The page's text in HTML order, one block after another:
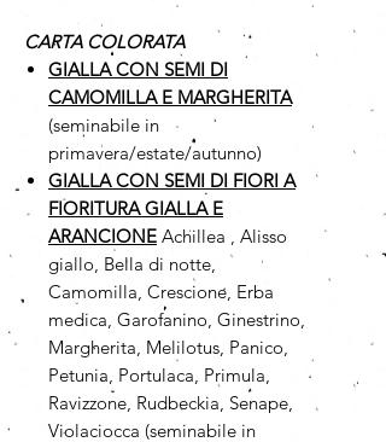
CARTA COLORATA
GIALLA CON SEMI DI
CAMOMILLA E MARGHERITA
(seminabile in
primavera/estate/autunno)
GIALLA CON SEMI DI FIORI A
FIORITURA GIALLA E
ARANCIONE Achillea , Alisso
giallo, Bella di notte,
Camomilla, Crescione, Erba
medica, Garofanino, Ginestrino,
Margherita, Melilotus, Panico,
Petunia, Portulaca, Primula,
Ravizzone, Rudbeckia, Senape,
Violaciocca (seminabile in